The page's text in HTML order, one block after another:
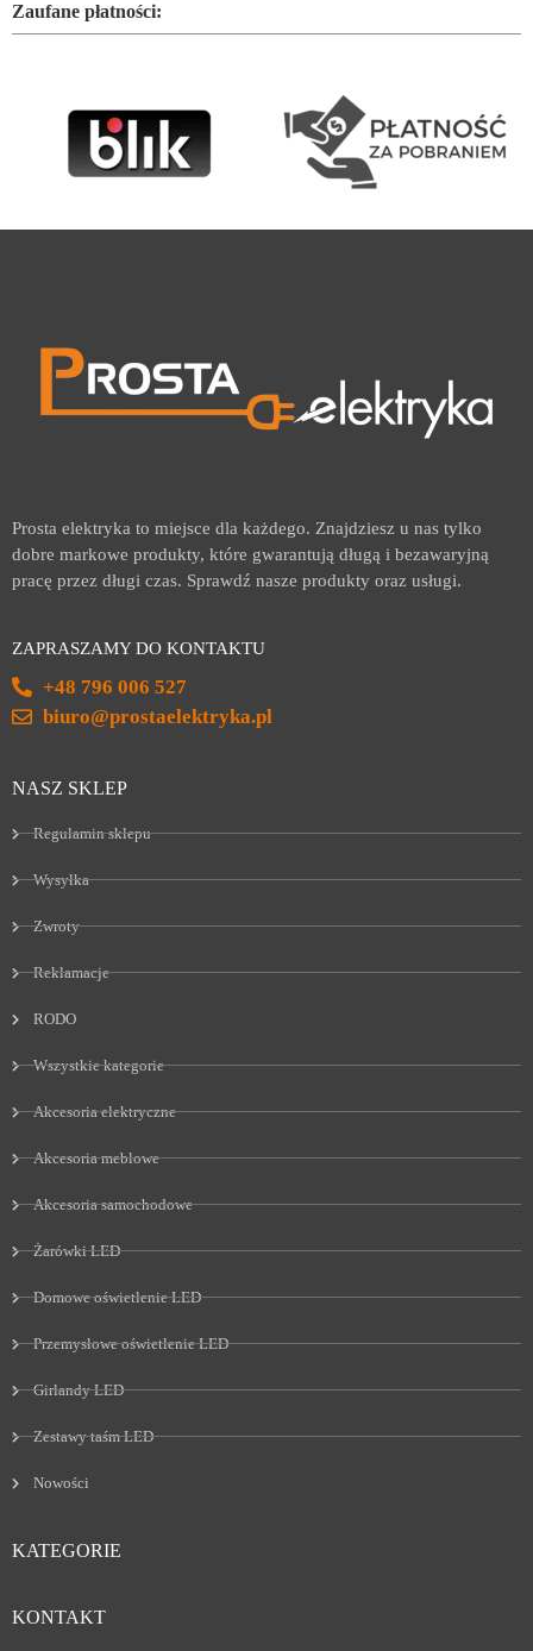
Zaufane płatności:
Prosta elektryka to miejsce dla każdego. Znajdziesz u nas tylko
dobre markowe produkty, które gwarantują długą i bezawaryjną
pracę przez długi czas. Sprawdź nasze produkty oraz usługi.
ZAPRASZAMY DO KONTAKTU
+48 796 006 527
biuro@prostaelektryka.pl
NASZ SKLEP
Regulamin sklepu
Wysyłka
Zwroty
Reklamacje
RODO
Wszystkie kategorie
Akcesoria elektryczne
Akcesoria meblowe
Akcesoria samochodowe
Żarówki LED
Domowe oświetlenie LED
Przemysłowe oświetlenie LED
Girlandy LED
Zestawy taśm LED
Nowości
KATEGORIE
KONTAKT